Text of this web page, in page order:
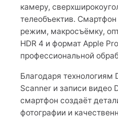
камеру,
телеобъектив.
режим, макросъёмку,
HDR 4 и формат Apple
профессиональной
Благодаря технологиям
Scanner и записи видео
смартфон создаёт
фотографии и